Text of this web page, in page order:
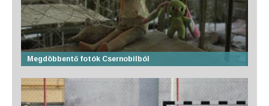
Megdöbbentő fotók Csernobilból